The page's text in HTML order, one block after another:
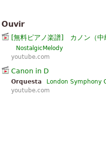
Ouvir
[無料ピアノ楽譜] カノン（中
NostalgicMelody
youtube.com
Canon in D
Orquesta
London Symphony
youtube.com